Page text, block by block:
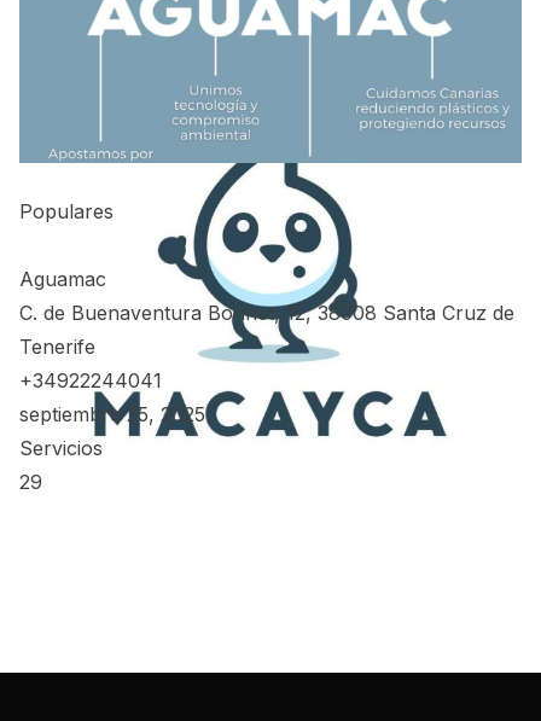
Populares
Aguamac
C. de Buenaventura Bonnet, 12, 38008 Santa Cruz de
Tenerife
+34922244041
septiembre 25, 2025
Servicios
29